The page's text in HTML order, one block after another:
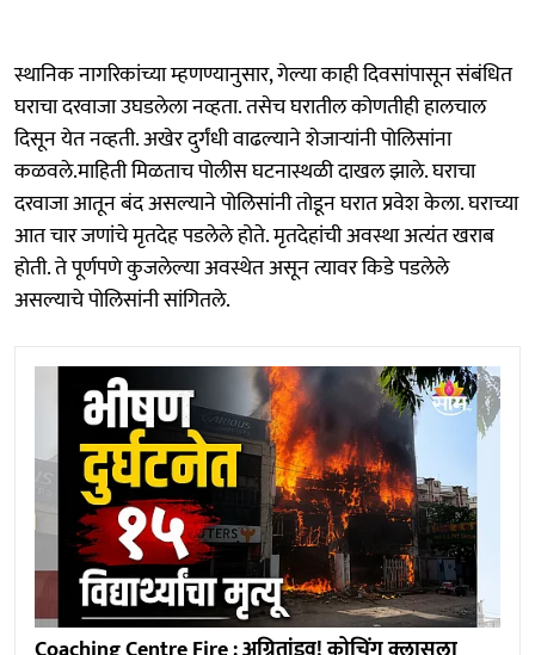
स्थानिक नागरिकांच्या म्हणण्यानुसार, गेल्या काही दिवसांपासून संबंधित
घराचा दरवाजा उघडलेला नव्हता. तसेच घरातील कोणतीही हालचाल
दिसून येत नव्हती. अखेर दुर्गंधी वाढल्याने शेजाऱ्यांनी पोलिसांना
कळवले.माहिती मिळताच पोलीस घटनास्थळी दाखल झाले. घराचा
दरवाजा आतून बंद असल्याने पोलिसांनी तोडून घरात प्रवेश केला. घराच्या
आत चार जणांचे मृतदेह पडलेले होते. मृतदेहांची अवस्था अत्यंत खराब
होती. ते पूर्णपणे कुजलेल्या अवस्थेत असून त्यावर किडे पडलेले
असल्याचे पोलिसांनी सांगितले.